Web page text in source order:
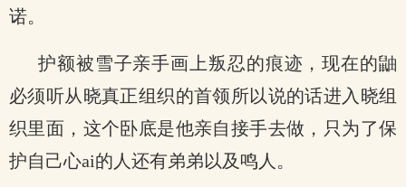
诺。
护额被雪子亲手画上叛忍的痕迹，现在的鼬
必须听从晓真正组织的首领所以说的话进入晓组
织里面，这个卧底是他亲自接手去做，只为了保
护自己心ai的人还有弟弟以及鸣人。